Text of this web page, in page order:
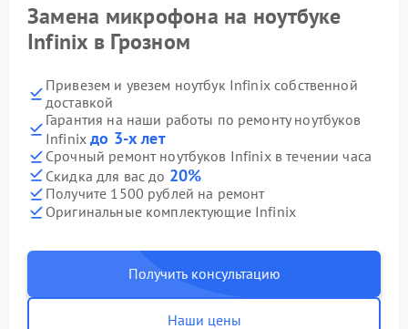
Замена микрофона на ноутбуке
Infinix в Грозном
Привезем и увезем ноутбук Infinix собственной
доставкой
Гарантия на наши работы по ремонту ноутбуков
Infinixдо 3-х лет
Срочный ремонт ноутбуков Infinix в течении часа
Скидка для вас до 20%
Получите 1500 рублей на ремонт
Оригинальные комплектующие Infinix
Получить консультацию
Наши цены